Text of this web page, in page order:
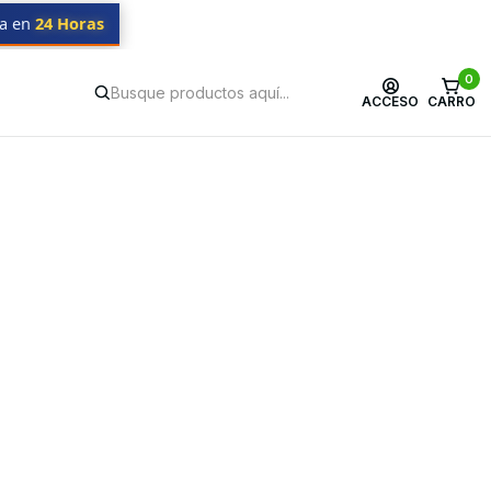
ACCESO
0
CARRO
en 24 Horas